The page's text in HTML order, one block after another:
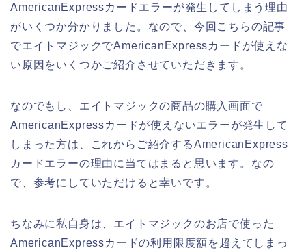
AmericanExpressカードエラーが発生してしまう理由
がいくつか分かりました。なので、今回こちらの記事
でエイトマジックでAmericanExpressカードが使えな
い原因をいくつかご紹介させていただきます。
なのでもし、エイトマジックの商品の購入画面で
AmericanExpressカードが使えないエラーが発生して
しまった方は、これからご紹介するAmericanExpress
カードエラーの理由に当てはまると思います。なの
で、参考にしていただけると幸いです。
ちなみに私自身は、エイトマジックのお店で使った
AmericanExpressカードの利用限度額を超えてしまっ